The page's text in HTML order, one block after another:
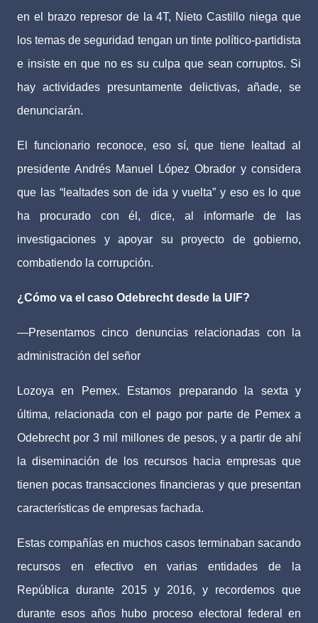
en el brazo represor de la 4T, Nieto Castillo niega que
los temas de seguridad tengan un tinte político-partidista
e insiste en que no es su culpa que sean corruptos. Si
hay actividades presuntamente delictivas, añade, se
denunciarán.
El funcionario reconoce, eso sí, que tiene lealtad al
presidente Andrés Manuel López Obrador y considera
que las “lealtades son de ida y vuelta” y eso es lo que
ha procurado con él, dice, al informarle de las
investigaciones y apoyar su proyecto de gobierno,
combatiendo la corrupción.
¿Cómo va el caso Odebrecht desde la UIF?
—Presentamos cinco denuncias relacionadas con la
administración del señor
Lozoya en Pemex. Estamos preparando la sexta y
última, relacionada con el pago por parte de Pemex a
Odebrecht por 3 mil millones de pesos, y a partir de ahí
la diseminación de los recursos hacia empresas que
tienen pocas transacciones financieras y que presentan
características de empresas fachada.
Estas compañías en muchos casos terminaban sacando
recursos en efectivo en varias entidades de la
República durante 2015 y 2016, y recordemos que
durante esos años hubo proceso electoral federal en